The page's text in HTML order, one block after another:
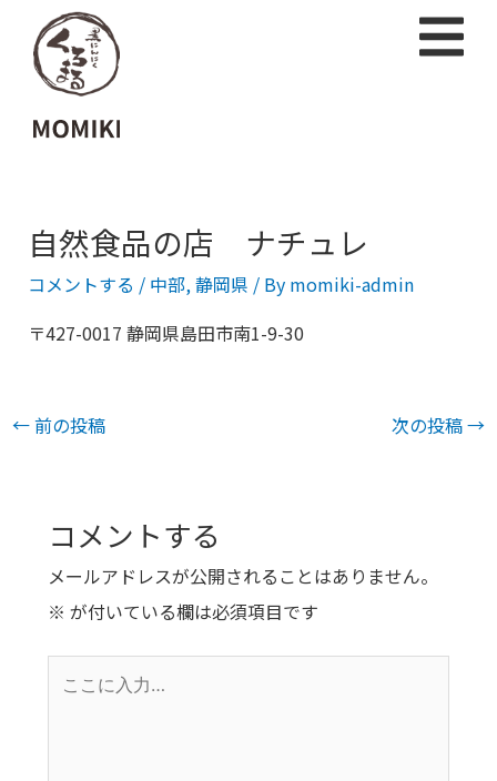
自然食品の店 ナチュレ
コメントする / 中部, 静岡県 / By momiki-admin
〒427-0017 静岡県島田市南1-9-30
←前の投稿 次の投稿→
コメントする
メールアドレスが公開されることはありません。
※ が付いている欄は必須項目です